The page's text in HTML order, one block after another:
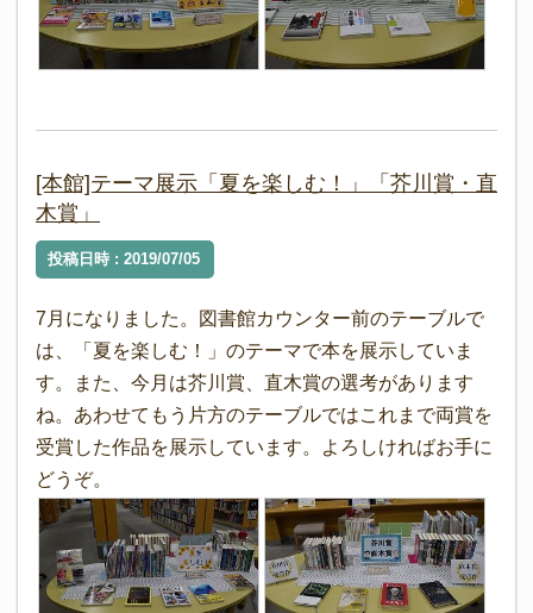
[本館]テーマ展示「夏を楽しむ！」「芥川賞・直
木賞」
投稿日時 : 2019/07/05
7月になりました。図書館カウンター前のテーブルで
は、「夏を楽しむ！」のテーマで本を展示していま
す。また、今月は芥川賞、直木賞の選考があります
ね。あわせてもう片方のテーブルではこれまで両賞を
受賞した作品を展示しています。よろしければお手に
どうぞ。